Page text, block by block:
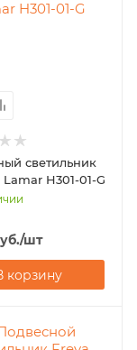
светильник
H301-01-G
/шт
корзину